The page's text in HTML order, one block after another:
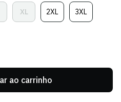
XL
Variante
Esgotada
2XLVariante
Esgotada
3XLVariante
Esgotada
ao carrinho